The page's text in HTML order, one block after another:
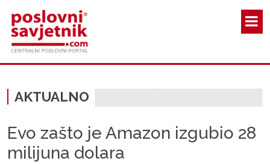
AKTUALNO
Evo zašto je Amazon izgubio 28
milijuna dolara